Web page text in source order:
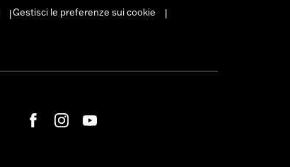
Gestisci le preferenze sui cookie